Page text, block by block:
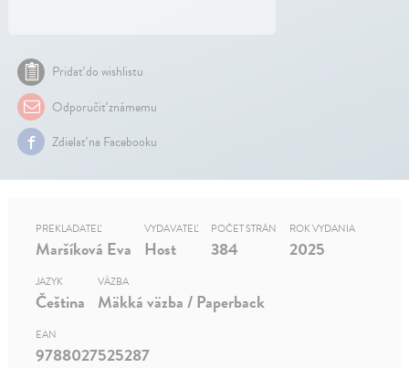
Pridať do wishlistu
Odporučiť známemu
Zdielať na Facebooku
PREKLADATEĽ
Maršíková Eva
VYDAVATEĽ
Host
POČET STRÁN
384
ROK VYDANIA
2025
JAZYK
Čeština
VÄZBA
Mäkká väzba / Paperback
EAN
9788027525287